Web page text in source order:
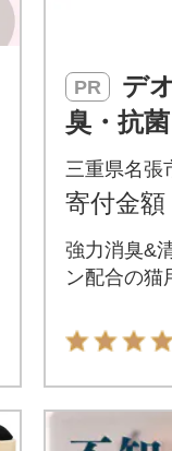
PR
臭・抗
4 ペッ
犬
三重県名張
寄付金額
強力消臭&
ン配合の猫